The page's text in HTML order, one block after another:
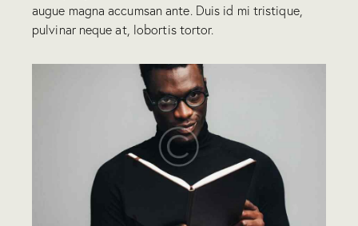
augue magna accumsan ante. Duis id mi tristique,
pulvinar neque at, lobortis tortor.